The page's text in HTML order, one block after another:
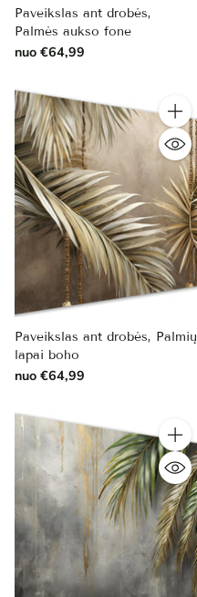
Paveikslas ant drobės,
Palmės aukso fone
nuo €64,99
Kiekis
Paveikslas ant drobės, Palmių
lapai boho
nuo €64,99
Kiekis